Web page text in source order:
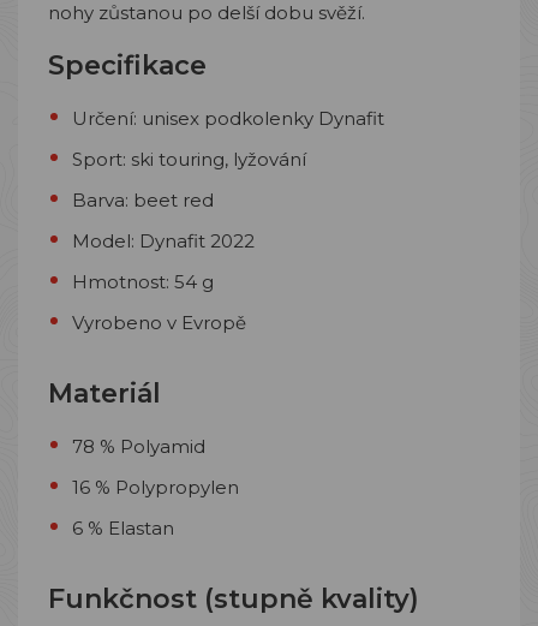
nohy zůstanou po delší dobu svěží.
Specifikace
Určení: unisex podkolenky Dynafit
Sport: ski touring, lyžování
Barva: beet red
Model: Dynafit 2022
Hmotnost: 54 g
Vyrobeno v Evropě
Materiál
78 % Polyamid
16 % Polypropylen
6 % Elastan
Funkčnost (stupně kvality)